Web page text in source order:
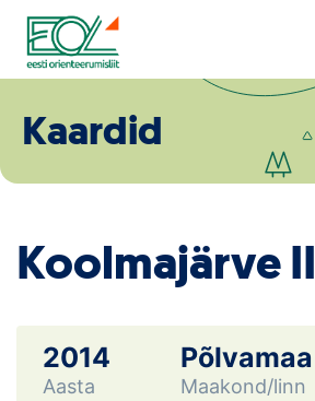
Liigu
sisu
juurde
Estonian Orienteering Federation
Eesti Orienteerumine 100!
Toetamine
Telli litsents!
Kaardid
Koolmajärve II
2014
Aasta
Põlvamaa
Maakond/linn